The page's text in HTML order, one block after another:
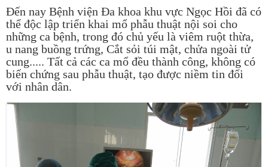
Đến nay Bệnh viện Đa khoa khu vực Ngọc Hồi đã có
thể độc lập triển khai mổ phẫu thuật nội soi cho
những ca bệnh, trong đó chủ yếu là viêm ruột thừa,
u nang buồng trứng, Cắt sỏi túi mật, chửa ngoài tử
cung..... Tất cả các ca mổ đều thành công, không có
biến chứng sau phẫu thuật, tạo được niềm tin đối
với nhân dân.